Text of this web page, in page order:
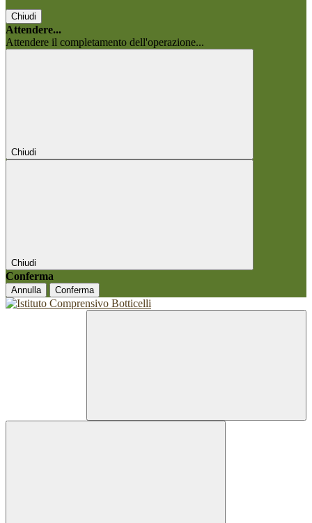
Chiudi
Attendere...
Attendere il completamento dell'operazione...
Chiudi
Chiudi
Conferma
Annulla Conferma